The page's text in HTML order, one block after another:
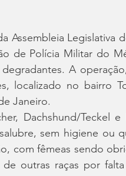
Assembleia Legislativa
de Polícia Militar do
A
localizado no bairro
Janeiro.
Dachshund/Teckel e
sem higiene ou
com fêmeas sendo
outras raças por